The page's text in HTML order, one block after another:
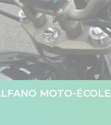
MOTO-ÉCOLE